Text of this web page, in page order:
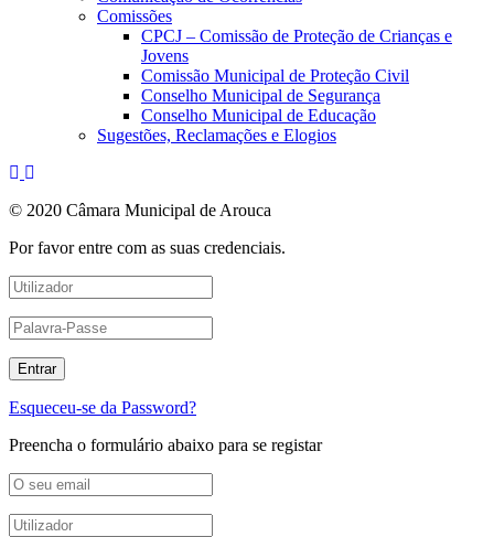
Comissões
CPCJ – Comissão de Proteção de Crianças e
Jovens
Comissão Municipal de Proteção Civil
Conselho Municipal de Segurança
Conselho Municipal de Educação
Sugestões, Reclamações e Elogios
© 2020 Câmara Municipal de Arouca
Por favor entre com as suas credenciais.
Esqueceu-se da Password?
Preencha o formulário abaixo para se registar